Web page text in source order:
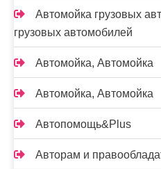
Автомойка грузовых
грузовых автомобилей
Автомойка, Автомойка
Автомойка, Автомойка
Автопомощь&Plus
Авторам и